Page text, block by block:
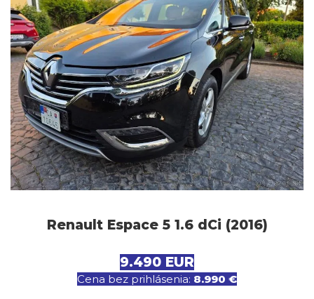
Renault Espace 5 1.6 dCi (2016)
9.490 EUR
Cena bez prihlásenia: 8.990 €